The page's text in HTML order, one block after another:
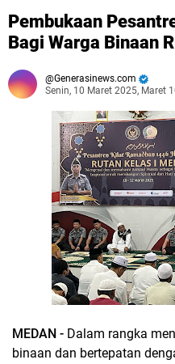
Pembukaan
Bagi Warga Binaan
Generasinews.com
Senin, 10 Maret 2025, Maret
MEDAN - Dalam rangka
binaan dan bertepatan